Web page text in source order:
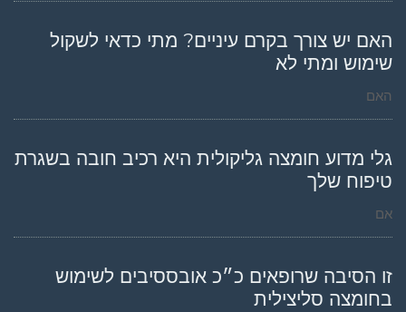
האם יש צורך בקרם עיניים? מתי כדאי לשקול
שימוש ומתי לא
האם
גלי מדוע חומצה גליקולית היא רכיב חובה בשגרת
טיפוח שלך
אם
זו הסיבה שרופאים כ״כ אובססיבים לשימוש
בחומצה סליצילית